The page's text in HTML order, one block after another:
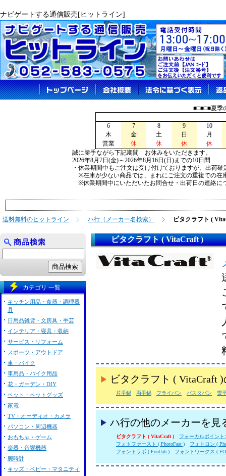
ナビゲートする通信販売[ヒットライン]
■□■□■夏季
6 7 8 9
10
木
金 土 日
月
営業
休 休 休
休
誠に勝手ながら下記期間 お休みをいただきます。
2026年8月7日(金)～2026年8月16日(日)までの10日間
・休業期間中もご注文は受け付けておりますが、出荷
※在庫が少ない商品では、まれにご注文の重複での在
※休業期間中にいただいたお問合せ・出荷日の連絡に
送料無料のヒットライン ハ行（メーカー名検索） ビタクラフト (
ビタクラフト ( VitaCraft )
ビタクラフト ( VitaCraft
片手鍋 両手鍋 フライパン パスタパン 雪
ハ行の他のメーカーを見
ビタクラフト ( VitaCraft )
フォーカルポイン
フォトファースト ( PhotoFast )
フォトロン (
フォントラボ ( Fontlab )
フォントワークス (
カテゴリ 一覧
キッチン用品・食器・調理器
具
日用品雑貨・文房具・手芸
インテリア・寝具・収納
サービス・リフォーム
スポーツ・アウトドア
車・バイク
車用品・バイク用品
花・ガーデン・DIY
ペット・ペットグッズ
家電
TV・オーディオ・カメラ
パソコン・周辺機器
おもちゃ・ゲーム
楽器・音響機器
腕時計
キッズ・ベビー・マタニティ